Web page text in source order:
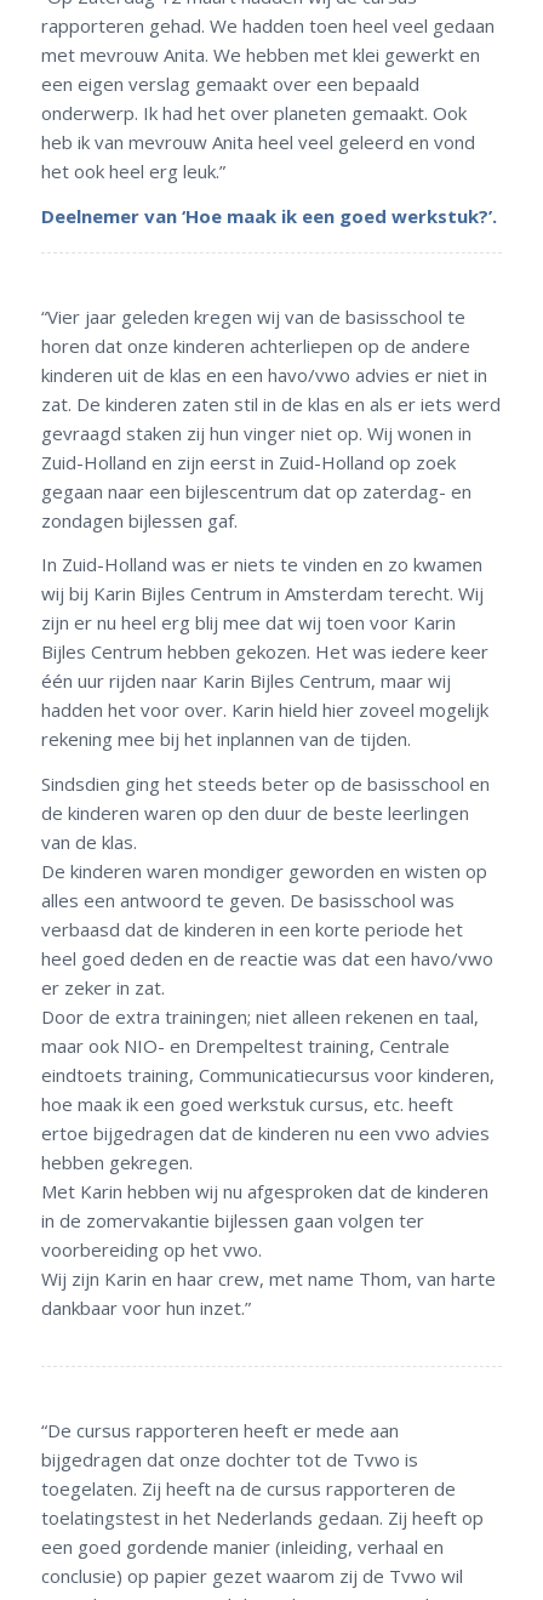
“Op Zaterdag 12 maart hadden wij de cursus
rapporteren gehad. We hadden toen heel veel gedaan
met mevrouw Anita. We hebben met klei gewerkt en
een eigen verslag gemaakt over een bepaald
onderwerp. Ik had het over planeten gemaakt. Ook
heb ik van mevrouw Anita heel veel geleerd en vond
het ook heel erg leuk.”
“Vier jaar geleden kregen wij van de basisschool te
horen dat onze kinderen achterliepen op de andere
kinderen uit de klas en een havo/vwo advies er niet in
zat. De kinderen zaten stil in de klas en als er iets werd
gevraagd staken zij hun vinger niet op. Wij wonen in
Zuid-Holland en zijn eerst in Zuid-Holland op zoek
gegaan naar een bijlescentrum dat op zaterdag- en
zondagen bijlessen gaf.
In Zuid-Holland was er niets te vinden en zo kwamen
wij bij Karin Bijles Centrum in Amsterdam terecht. Wij
zijn er nu heel erg blij mee dat wij toen voor Karin
Bijles Centrum hebben gekozen. Het was iedere keer
één uur rijden naar Karin Bijles Centrum, maar wij
hadden het voor over. Karin hield hier zoveel mogelijk
rekening mee bij het inplannen van de tijden.
Sindsdien ging het steeds beter op de basisschool en
de kinderen waren op den duur de beste leerlingen
van de klas.
De kinderen waren mondiger geworden en wisten op
alles een antwoord te geven. De basisschool was
verbaasd dat de kinderen in een korte periode het
heel goed deden en de reactie was dat een havo/vwo
er zeker in zat.
Door de extra trainingen; niet alleen rekenen en taal,
maar ook NIO- en Drempeltest training, Centrale
eindtoets training, Communicatiecursus voor kinderen,
hoe maak ik een goed werkstuk cursus, etc. heeft
ertoe bijgedragen dat de kinderen nu een vwo advies
hebben gekregen.
Met Karin hebben wij nu afgesproken dat de kinderen
in de zomervakantie bijlessen gaan volgen ter
voorbereiding op het vwo.
“De cursus rapporteren heeft er mede aan
bijgedragen dat onze dochter tot de Tvwo is
toegelaten. Zij heeft na de cursus rapporteren de
toelatingstest in het Nederlands gedaan. Zij heeft op